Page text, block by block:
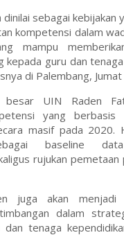
dinilai sebagai kebijakan
kompetensi dalam
mampu
kepada guru dan
di Palembang,
besar UIN Raden
yang
masif pada 2020.
baseline
rujukan pemetaan
juga akan menjadi
dalam
tenaga